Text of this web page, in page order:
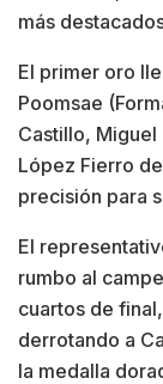
más
El primer oro
Poomsae
Castillo, Miguel
López Fierro
precisión para
El
rumbo al
cuartos de
derrotando a
la medalla